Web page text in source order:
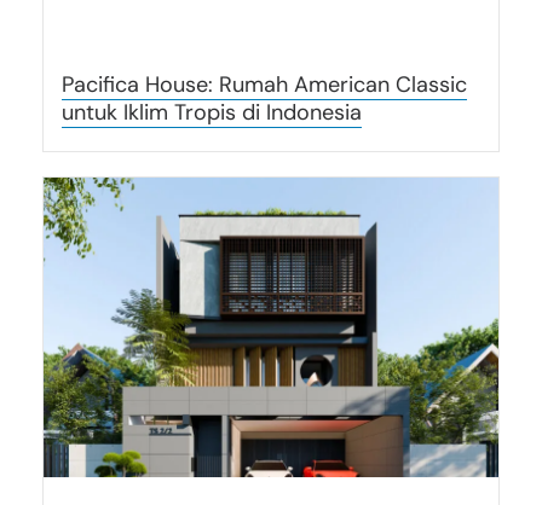
Pacifica House: Rumah American Classic
untuk Iklim Tropis di Indonesia